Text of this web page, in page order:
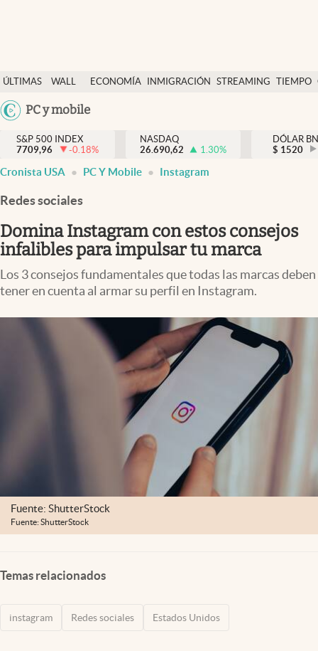
ÚLTIMAS
NOTICIAS
WALL
DÓLAR
ECONOMÍA INMIGRACIÓN STREAMING TIEMPO
México
PC y mobile
Finanzas y economía
Wall Street y dólar
Inmigración
Espiritual
Streaming
S&P 500 INDEX
7709,96
-0.18%
NASDAQ
26.690,62
1.30%
DÓLAR
$ 1520
Cronista USA PC Y Mobile Instagram
Redes sociales
Domina Instagram con estos consejos
infalibles para impulsar tu marca
Los 3 consejos fundamentales que todas las marcas deben
tener en cuenta al armar su perfil en Instagram.
Fuente: ShutterStock
Fuente: ShutterStock
Temas relacionados
instagram Redes sociales Estados Unidos